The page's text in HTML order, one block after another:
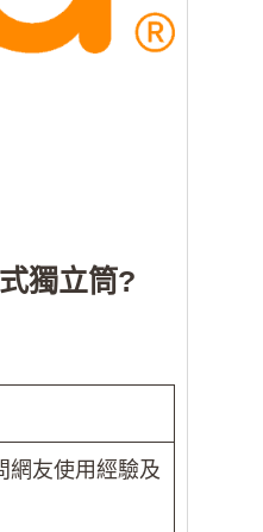
獨立筒?
網友使用經驗及